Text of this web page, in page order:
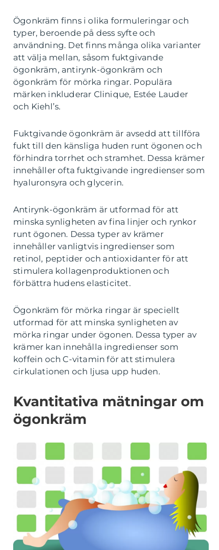
Ögonkräm finns i olika formuleringar och
typer, beroende på dess syfte och
användning. Det finns många olika varianter
att välja mellan, såsom fuktgivande
ögonkräm, antirynk-ögonkräm och
ögonkräm för mörka ringar. Populära
märken inkluderar Clinique, Estée Lauder
och Kiehl’s.
Fuktgivande ögonkräm är avsedd att tillföra
fukt till den känsliga huden runt ögonen och
förhindra torrhet och stramhet. Dessa krämer
innehåller ofta fuktgivande ingredienser som
hyaluronsyra och glycerin.
Antirynk-ögonkräm är utformad för att
minska synligheten av fina linjer och rynkor
runt ögonen. Dessa typer av krämer
innehåller vanligtvis ingredienser som
retinol, peptider och antioxidanter för att
stimulera kollagenproduktionen och
förbättra hudens elasticitet.
Ögonkräm för mörka ringar är speciellt
utformad för att minska synligheten av
mörka ringar under ögonen. Dessa typer av
krämer kan innehålla ingredienser som
koffein och C-vitamin för att stimulera
cirkulationen och ljusa upp huden.
Kvantitativa mätningar om
ögonkräm